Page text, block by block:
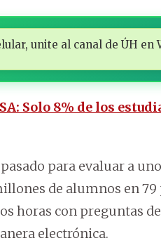
unite al canal de ÚH en
Solo 8% de los
para evaluar a
de alumnos en
horas con preguntas
electrónica.